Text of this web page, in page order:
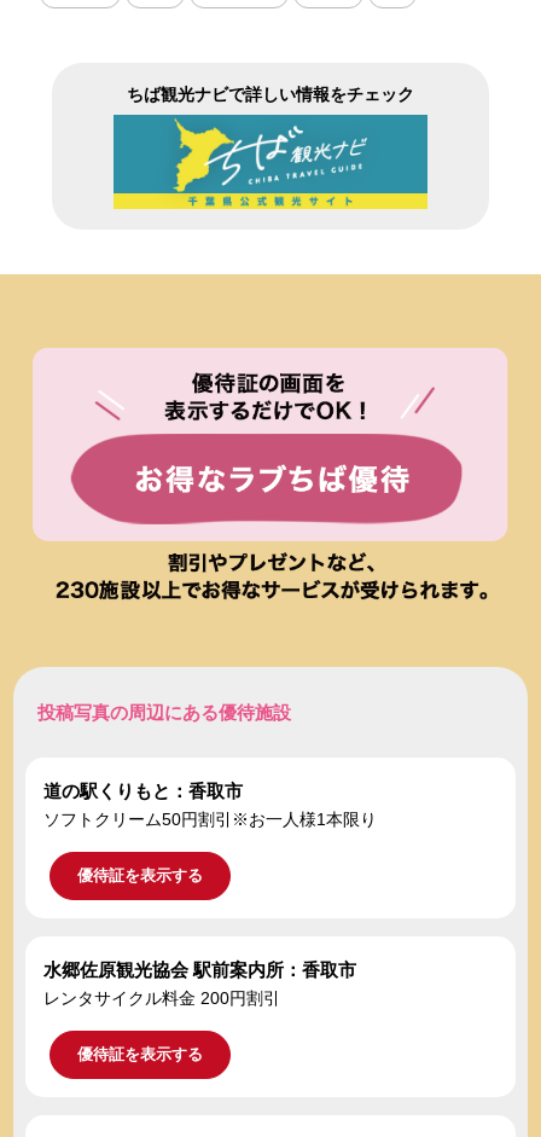
ちば観光ナビで詳しい情報をチェック
投稿写真の周辺にある優待施設
道の駅くりもと：香取市
ソフトクリーム50円割引※お一人様1本限り
優待証を表示する
水郷佐原観光協会 駅前案内所：香取市
レンタサイクル料金 200円割引
優待証を表示する